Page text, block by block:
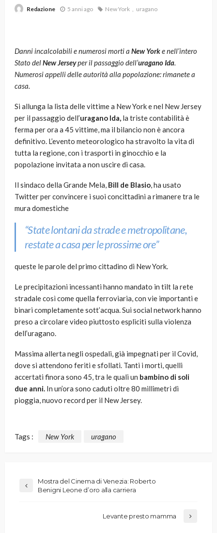
Redazione 5 anni ago New York uragano
Danni incalcolabili e numerosi morti a New Yorke nell’intero
Stato delNew Jerseyper il passaggio dell’uragano Ida.
Numerosi appelli delle autorità alla popolazione: rimanete a
casa.
Si allunga la lista delle vittime a New York e nel New Jersey
per il passaggio dell’uragano Ida, la triste contabilità è
ferma per ora a 45 vittime, ma il bilancio non è ancora
definitivo. L’evento meteorologico ha stravolto la vita di
tutta la regione, con i trasporti in ginocchio e la
popolazione invitata a non uscire di casa.
Il sindaco della Grande Mela, Bill de Blasio, ha usato
Twitter per convincere i suoi concittadini a rimanere tra le
mura domestiche
“State lontani da strade e metropolitane,
restate a casa per le prossime ore”
queste le parole del primo cittadino di New York.
Le precipitazioni incessanti hanno mandato in tilt la rete
stradale così come quella ferroviaria, con vie importanti e
binari completamente sott’acqua. Sui social network hanno
preso a circolare video piuttosto espliciti sulla violenza
dell’uragano.
Massima allerta negli ospedali, già impegnati per il Covid,
dove si attendono feriti e sfollati. Tanti i morti, quelli
accertati finora sono 45, tra le quali un bambino di soli
due anni. In un’ora sono caduti oltre 80 millimetri di
pioggia, nuovo record per il New Jersey.
Tags : New York uragano
Mostra del Cinema di Venezia: Roberto
Benigni Leone d’oro alla carriera
Levante presto mamma